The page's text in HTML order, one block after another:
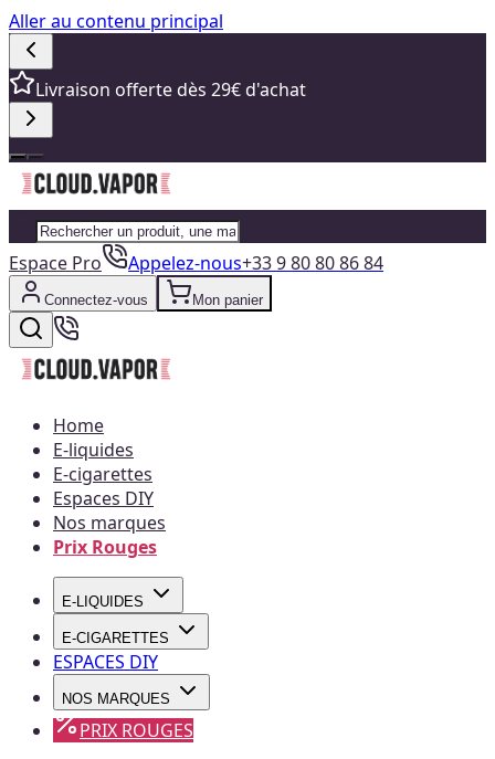
Aller au contenu principal
Livraison offerte dès 29€ d'achat
Espace Pro Appelez-nous+33 9 80 80 86 84
Connectez-vous Mon panier
Home
E-liquides
E-cigarettes
Espaces DIY
Nos marques
Prix Rouges
E-LIQUIDES
E-CIGARETTES
ESPACES DIY
NOS MARQUES
PRIX ROUGES